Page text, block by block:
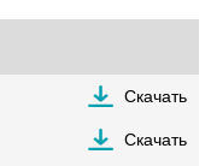
Скачать
Скачать